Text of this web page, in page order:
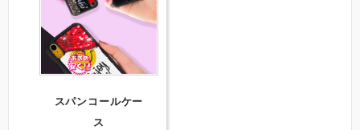
スパンコールケー
ス️